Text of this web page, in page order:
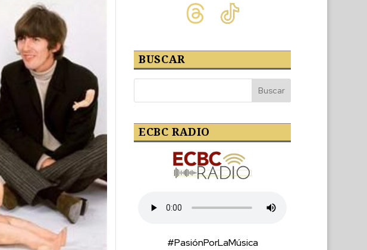
BUSCAR
ECBC RADIO
#PasiónPorLaMúsica